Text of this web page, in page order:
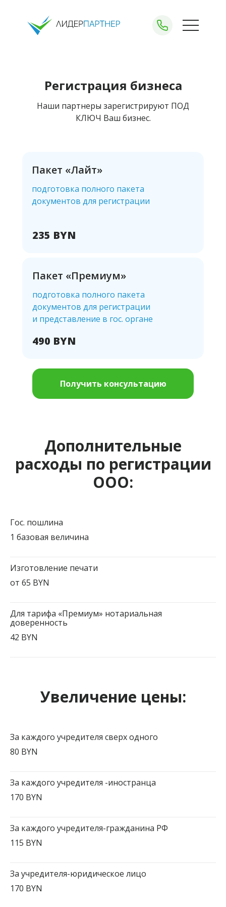
Наши партнеры зарегистрируют ПОД
КЛЮЧ Ваш бизнес.
Регистрация бизнеса
Получить консультацию
Пакет «Лайт»
подготовка полного пакета
документов для регистрации
235 BYN
Пакет «Премиум»
подготовка полного пакета
документов для регистрации
и представление в гос. органе
490 BYN
Дополнительные
расходы по регистрации
ООО:
Гос. пошлина
1 базовая величина
Изготовление печати
от 65 BYN
Для тарифа «Премиум» нотариальная
доверенность
42 BYN
Увеличение цены:
За каждого учредителя сверх одного
80 BYN
За каждого учредителя -иностранца
170 BYN
За каждого учредителя-гражданина РФ
115 BYN
За учредителя-юридическое лицо
170 BYN